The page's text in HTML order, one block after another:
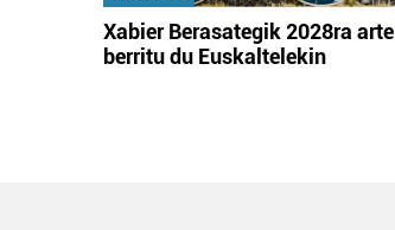
Xabier Berasategik 2028ra arte
berritu du Euskaltelekin